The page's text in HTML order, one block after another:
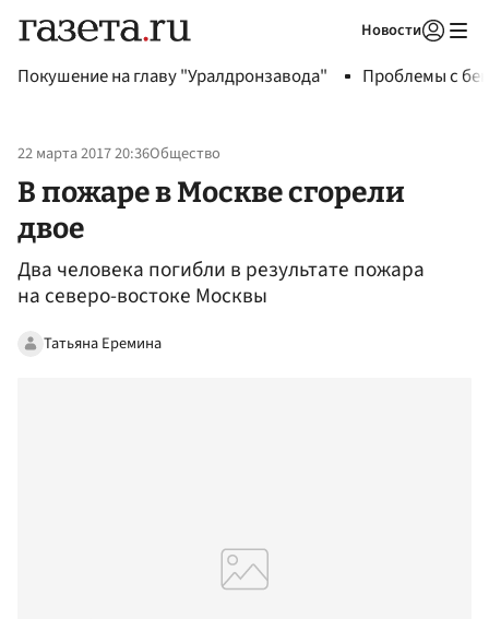
Новости
Покушение на главу "Уралдронзавода" Проблемы с
22 марта 2017 20:36Общество
В пожаре в Москве сгорели
двое
Два человека погибли в результате пожара
на северо-востоке Москвы
Татьяна Еремина